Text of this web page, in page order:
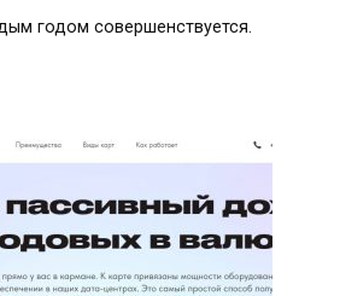
годом совершенствуется.